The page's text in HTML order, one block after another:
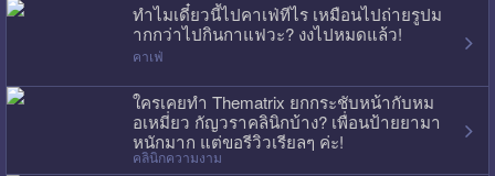
ทำไมเดี๋ยวนี้ไปคาเฟ่ทีไร เหมือนไปถ่ายรูปม
ากกว่าไปกินกาแฟวะ? งงไปหมดแล้ว!
คาเฟ่
ใครเคยทำ Thematrix ยกกระชับหน้ากับหม
อเหมี่ยว กัญวราคลินิกบ้าง? เพื่อนป้ายยามา
หนักมาก แต่ขอรีวิวเรียลๆ ค่ะ!
คลินิกความงาม